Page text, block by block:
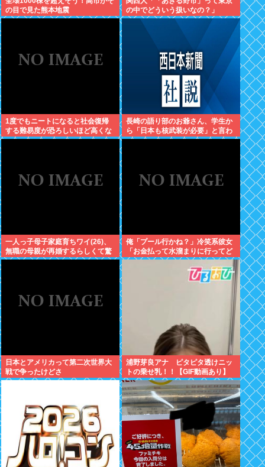
の目で見た熊本地震
の中でどういう扱いなの？」
1度でもニートになると社会復帰
する難易度が恐ろしいほど高くな
ってしまう件
長崎の語り部のお爺さん、学生か
ら「日本も核武装が必要」と言わ
れ発狂
一人っ子母子家庭育ちワイ(26)、
無職の母親が再婚するらしくて驚
愕
俺「プール行かね？」冷笑系彼女
「お金払って水溜まりに行ってど
うすんの」→こういう女と付き合
日本とアメリカって第二次世界大
戦で争ったけどさ
浦野芽良アナ ピタピタ透けニッ
トの乗せ乳！！【GIF動画あり】